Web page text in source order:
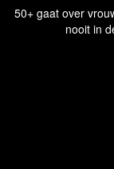
50+ gaat over
nooit in